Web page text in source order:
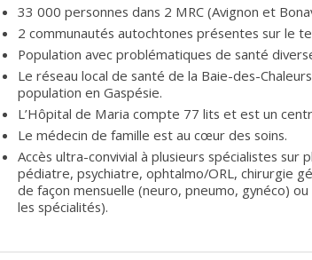
33 000 personnes dans 2 MRC (Avignon et
2 communautés autochtones présentes sur le
Population avec problématiques de santé
Le réseau local de santé de la Baie-des-
population en Gaspésie.
L’Hôpital de Maria compte 77 lits et est un
Le médecin de famille est au cœur des soins.
Accès ultra-convivial à plusieurs spécialistes
pédiatre, psychiatre, ophtalmo/ORL, chirurgie
de façon mensuelle (neuro, pneumo, gynéco)
les spécialités).